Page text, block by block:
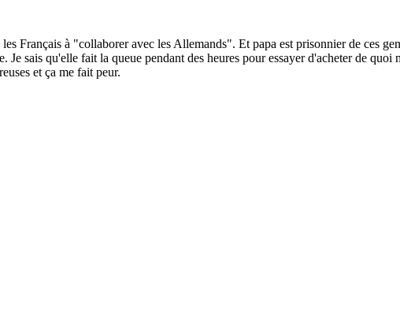
Français à "collaborer avec les Allemands". Et papa est prisonnier de ces
Je sais qu'elle fait la queue pendant des heures pour essayer d'acheter de
et ça me fait peur.